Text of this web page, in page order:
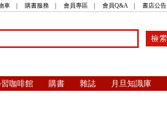
車 購書服務 會員專區 會員Q&A| 書店公告
咖啡館 購書 雜誌 月旦知識庫